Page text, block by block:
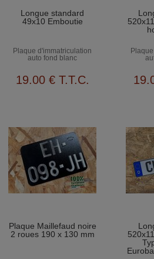
Longue standard
49x10 Emboutie
Plaque d'immatriculation
auto fond blanc
19.00 € T.T.C. 19
Plaque Maillefaud noire
2 roues 190 x 130 mm